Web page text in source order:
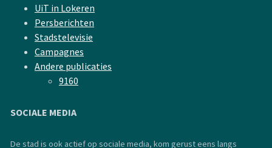
UiT in Lokeren
Persberichten
Stadstelevisie
Campagnes
Andere publicaties
9160
SOCIALE MEDIA
De stad is ook actief op sociale media, kom gerust eens langs